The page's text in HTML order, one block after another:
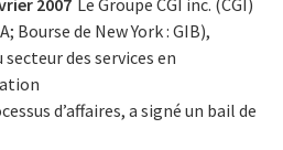
Bourse de New York : GIB),
des services en
d’affaires, a signé un bail de